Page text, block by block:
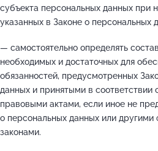
субъекта персональных данных при
указанных в Законе о персональных
— самостоятельно определять
необходимых и достаточных для
обязанностей, предусмотренных
данных и принятыми в
правовыми актами, если иное не
о персональных данных или
законами.